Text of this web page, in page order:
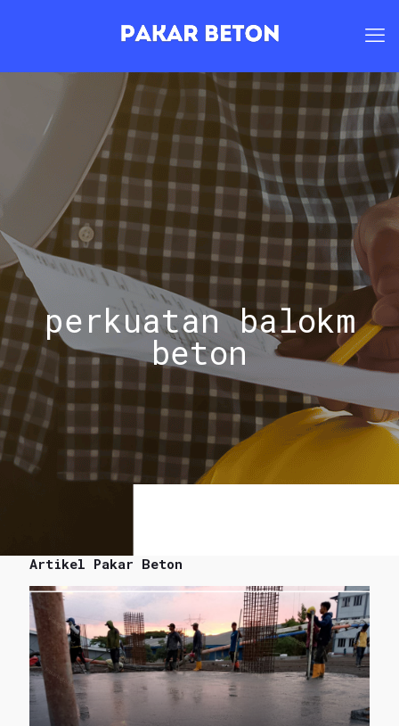
perkuatan balokm
beton
Artikel Pakar Beton